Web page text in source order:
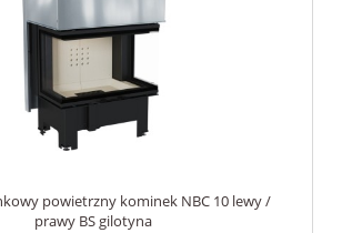
powietrzny kominek NBC 10 lewy /
prawy BS gilotyna